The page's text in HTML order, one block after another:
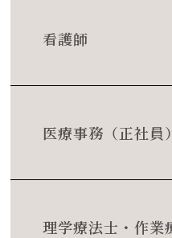
看護師
医療事務（正社員
理学療法士・作業